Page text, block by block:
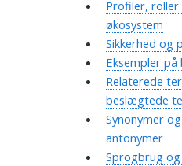
Profiler, roller
økosystem
Sikkerhed og
Eksempler på
Relaterede
beslægtede
Synonymer og
antonymer
Sprogbrug